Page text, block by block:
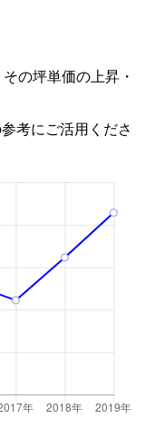
の坪単価の上昇・
考にご活用くださ